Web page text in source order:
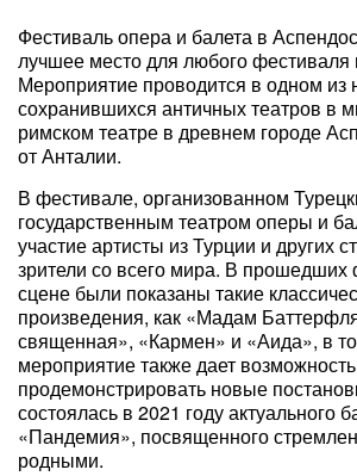
Фестиваль опера и балета в
лучшее место для любого фестиваля
Мероприятие проводится в одном
сохранившихся античных театров в
римском театре в древнем городе
от Анталии.
В фестивале, организованном
государственным театром оперы и
участие артисты из Турции и других
зрители со всего мира. В прошедших
сцене были показаны такие
произведения, как «Мадам
священная», «Кармен» и «Аида», в
мероприятие также дает возможность
продемонстрировать новые
состоялась в 2021 году актуального
«Пандемия», посвященного
родными.